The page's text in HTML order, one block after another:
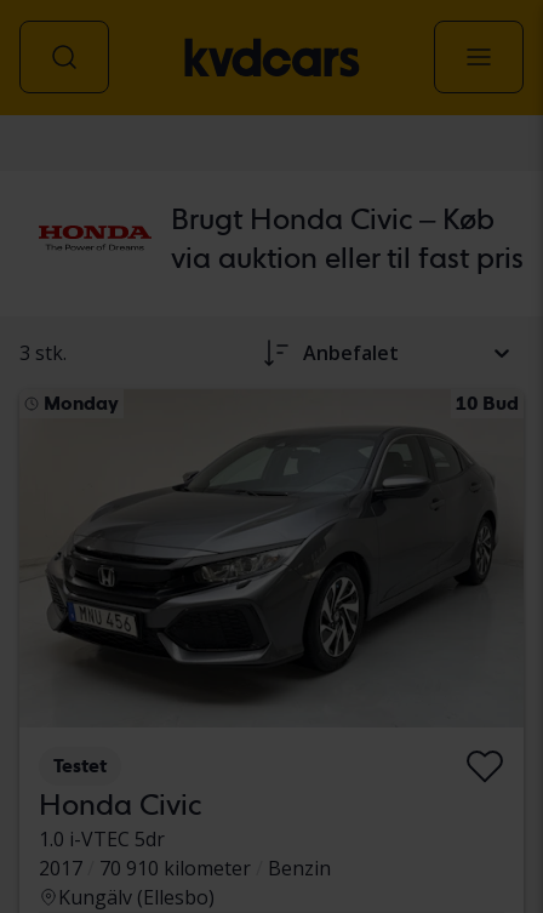
Brugt Honda Civic – Køb
via auktion eller til fast pris
3 stk. Anbefalet
Monday 10 Bud
Testet
Honda Civic
1.0 i-VTEC 5dr
2017
70 910 kilometer
Benzin
Kungälv (Ellesbo)